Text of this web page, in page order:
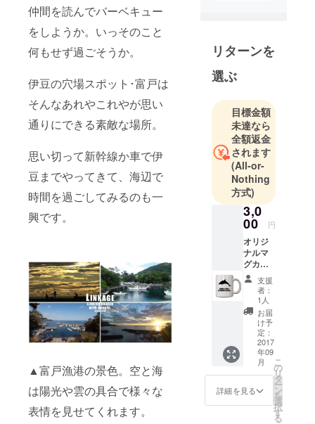
仲間を読んでバーベキュー
をしようか。いっそのこと
何もせず過ごそうか。
伊豆の穴場スポット･富戸は
そんなあれやこれやが思い
通りにできる素敵な場所。
思い切って新幹線か車で伊
豆までやってきて、海辺で
時間を過ごしてみるのも一
興です。
▲富戸漁港の景色。空と海
は陽光や雲の具合で様々な
表情を見せてくれます。
で、これか
ら先のシェ
アハウスっ
てどんなも
のだろう？
そんな疑問
を抱きなが
ら何らかの
答えを日々
追求してい
ます。
CAMPFIRE
を通じてみ
なさんとよ
り良いシェ
ア・ライフ
の在り方を
見つけられ
に。
リターンを
選ぶ
目標金額
未達なら
全額返金
されます
(All-or-
Nothing
方式)
3,0
00 円
オリジ
ナルマ
グカッ
プをプ
レゼン
ト！ ※
デザイ
ン制作
中！
支援
者：
1人
お届
け予
定：
2017
年09
月
詳細を見る
こ
の
リ
タ
ー
ン
を
選
択
す
る